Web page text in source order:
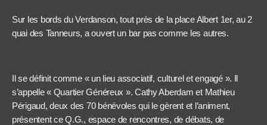
Sur les bords du Verdanson, tout près de la place Albert 1er, au 2
quai des Tanneurs, a ouvert un bar pas comme les autres.
Il se définit comme « un lieu associatif, culturel et engagé ». Il
s’appelle « Quartier Généreux ». Cathy Aberdam et Mathieu
Périgaud, deux des 70 bénévoles qui le gèrent et l’animent,
présentent ce Q.G., espace de rencontres, de débats, de